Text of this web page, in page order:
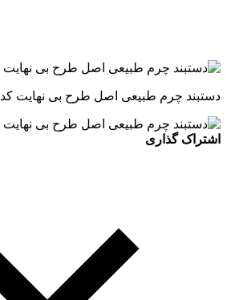
دستبند چرم طبیعی اصل طرح بی نهایت کد ۰۲۱
اشتراک گذاری